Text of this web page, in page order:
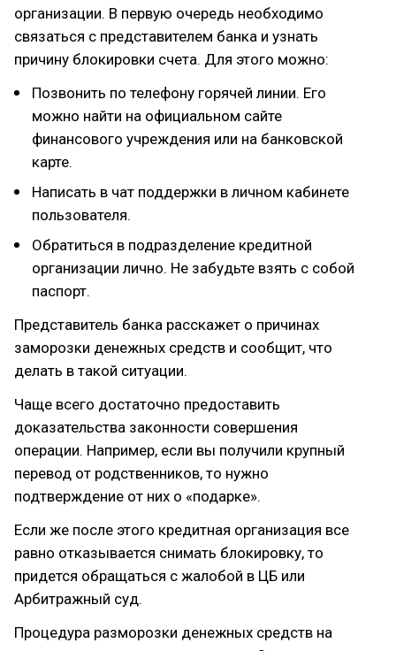
организации. В первую очередь необходимо
связаться с представителем банка и узнать
причину блокировки счета. Для этого можно:
Позвонить по телефону горячей линии. Его
можно найти на официальном сайте
финансового учреждения или на банковской
карте.
Написать в чат поддержки в личном кабинете
пользователя.
Обратиться в подразделение кредитной
организации лично. Не забудьте взять с собой
паспорт.
Представитель банка расскажет о причинах
заморозки денежных средств и сообщит, что
делать в такой ситуации.
Чаще всего достаточно предоставить
доказательства законности совершения
операции. Например, если вы получили крупный
перевод от родственников, то нужно
подтверждение от них о «подарке».
Если же после этого кредитная организация все
равно отказывается снимать блокировку, то
придется обращаться с жалобой в ЦБ или
Арбитражный суд.
Процедура разморозки денежных средств на